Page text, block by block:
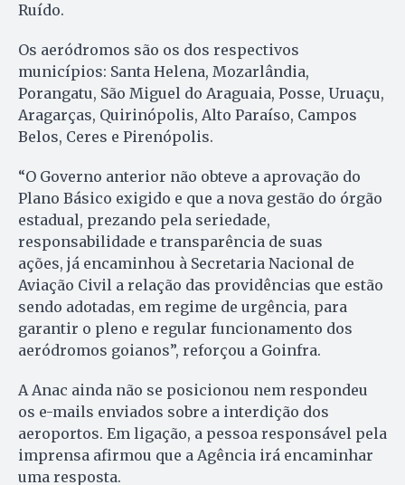
Ruído.
Os aeródromos são os dos respectivos
municípios: Santa Helena, Mozarlândia,
Porangatu, São Miguel do Araguaia, Posse, Uruaçu,
Aragarças, Quirinópolis, Alto Paraíso, Campos
Belos, Ceres e Pirenópolis.
“O Governo anterior não obteve a aprovação do
Plano Básico exigido​ e que a nova gestão do órgão
estadual, prezando pela seriedade,
responsabilidade e transparência de suas
ações, já encaminhou à Secretaria Nacional de
Aviação Civil a relação das providências que estão
sendo adotadas, em regime de urgência, para
garantir o pleno e regular funcionamento dos
aeródromos goianos”, reforçou a Goinfra.
A Anac ainda não se posicionou nem respondeu
os e-mails enviados sobre a interdição dos
aeroportos. Em ligação, a pessoa responsável pela
imprensa afirmou que a Agência irá encaminhar
uma resposta.